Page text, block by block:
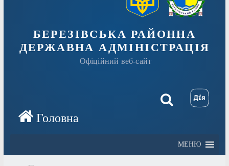
БЕРЕЗІВСЬКА РАЙОННА
ДЕРЖАВНА АДМІНІСТРАЦІЯ
Офіційний веб-сайт
МЕНЮ